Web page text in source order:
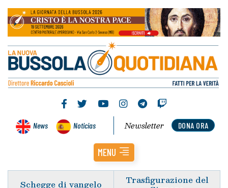
News Noticias DONA ORA
Newsletter
MENU
Schegge di vangelo Trasfigurazione del